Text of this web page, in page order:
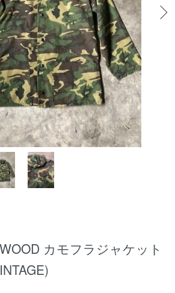
カモフラジャケット